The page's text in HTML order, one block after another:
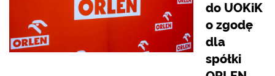
do UOKiK
o zgodę
dla
spółki